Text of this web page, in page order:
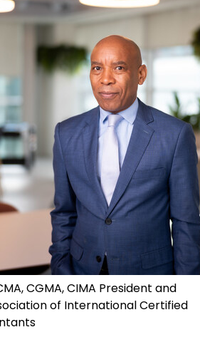
CGMA, CIMA President and
of International Certified